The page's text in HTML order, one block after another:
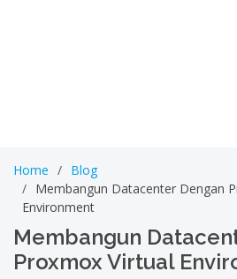
Home
Blog
Membangun Datacenter Dengan
Environment
Membangun
Proxmox Virtual